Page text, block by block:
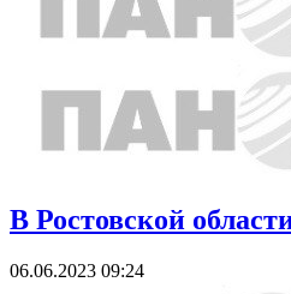
В Ростовской
06.06.2023 09:24